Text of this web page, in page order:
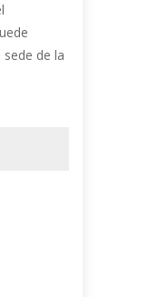
sede de la